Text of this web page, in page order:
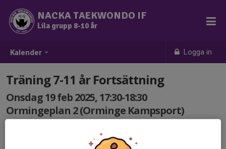
Kalender Logga in
NACKA TAEKWONDO IF
Lila grupp 8-10 år
Träning 7-11 år Fortsättning
Onsdag 19 feb 2025, 17:30-18:30
Ormingeplan 2 (Orminge Kampsport)